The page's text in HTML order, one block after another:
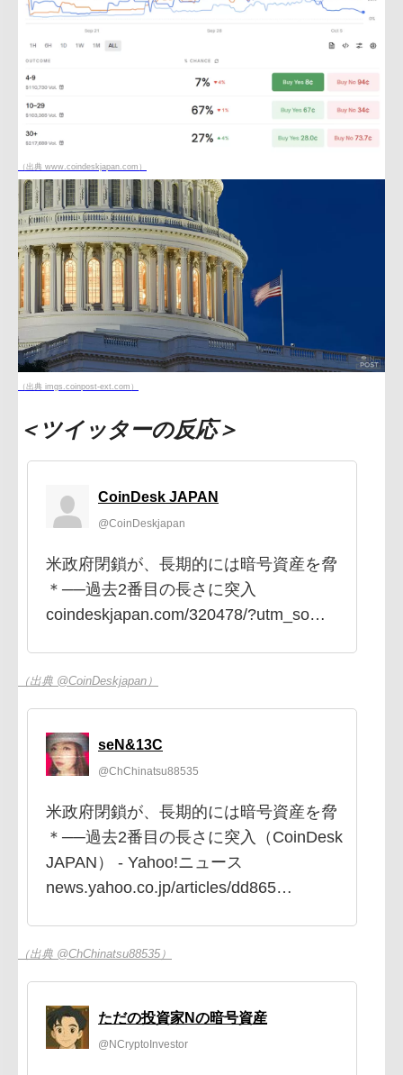
（出典 www.coindeskjapan.com）
（出典 imgs.coinpost-ext.com）
＜ツイッターの反応＞
CoinDesk JAPAN
@CoinDeskjapan
米政府閉鎖が、長期的には暗号資産を脅
＊──過去2番目の長さに突入
coindeskjapan.com/320478/?utm_so…
（出典 @CoinDeskjapan）
seN&13C
@ChChinatsu88535
米政府閉鎖が、長期的には暗号資産を脅
＊──過去2番目の長さに突入（CoinDesk
JAPAN） - Yahoo!ニュース
news.yahoo.co.jp/articles/dd865…
（出典 @ChChinatsu88535）
ただの投資家Nの暗号資産
@NCryptoInvestor